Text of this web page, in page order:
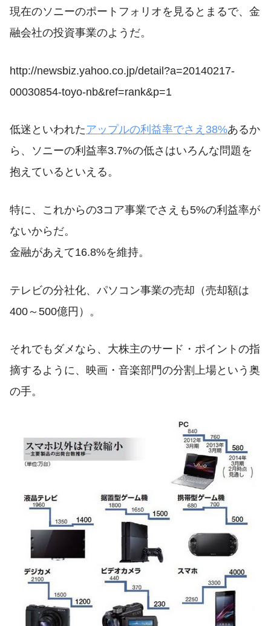
現在のソニーのポートフォリオを見るとまるで、金
融会社の投資事業のようだ。
http://newsbiz.yahoo.co.jp/detail?a=20140217-
00030854-toyo-nb&ref=rank&p=1
低迷といわれたアップルの利益率でさえ38%あるか
ら、ソニーの利益率3.7%の低さはいろんな問題を
抱えているといえる。
特に、これからの3コア事業でさえも5%の利益率が
ないからだ。
金融があえて16.8%を維持。
テレビの分社化、パソコン事業の売却（売却額は
400～500億円）。
それでもダメなら、大株主のサード・ポイントの指
摘するように、映画・音楽部門の分割上場という奥
の手。